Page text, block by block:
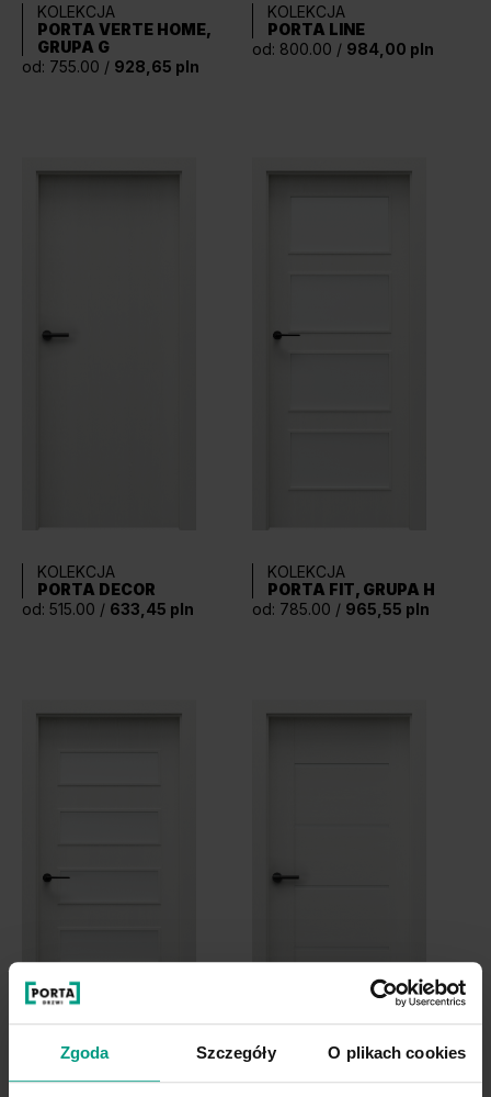
Zgoda Szczegóły O plikach cookies
KOLEKCJA
PORTA VERTE HOME,
GRUPA G
od: 755.00 / 928,65 pln
KOLEKCJA
PORTA LINE
od: 800.00 / 984,00 pln
KOLEKCJA
PORTA DECOR
od: 515.00 / 633,45 pln
KOLEKCJA
PORTA FIT, GRUPA H
od: 785.00 / 965,55 pln